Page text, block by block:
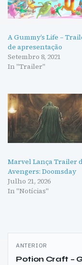
A Gummy’s Life –
de apresentação
Setembro 8, 2021
In "Trailer"
Marvel Lança Trailer
Avengers: Doomsday
Julho 21, 2026
In "Notícias"
Navegação
de
ANTERIOR
Potion Craft –